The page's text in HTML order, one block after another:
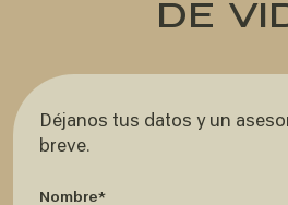
DE
Déjanos tus datos y un
breve.
Nombre*